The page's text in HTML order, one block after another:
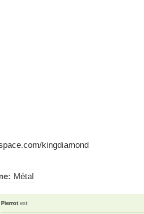
kingdiamond
Métal
Pierrot est